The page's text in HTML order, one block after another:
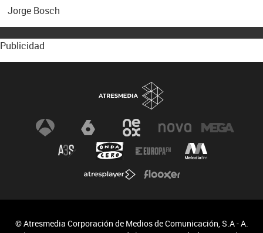
Jorge Bosch
Publicidad
© Atresmedia Corporación de Medios de Comunicación, S.A - A.